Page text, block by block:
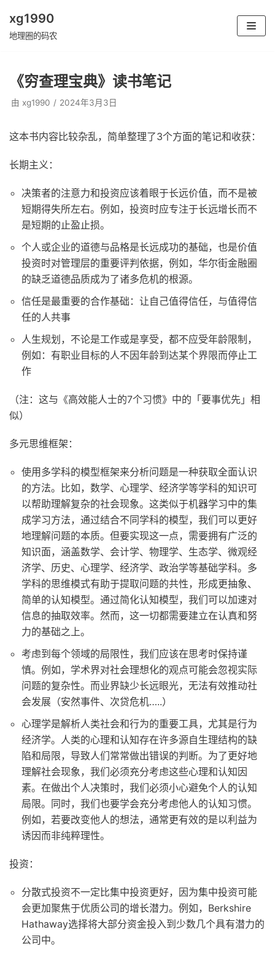
跳
文
xg1990
地理圈的码农
《穷查理宝典》读书笔记
由 xg1990 2024年3月3日
这本书内容比较杂乱，简单整理了3个方面的笔记和收获：
长期主义：
决策者的注意力和投资应该着眼于长远价值，而不是被
短期得失所左右。例如，投资时应专注于长远增长而不
是短期的止盈止损。
个人或企业的道德与品格是长远成功的基础，也是价值
投资时对管理层的重要评判依据，例如，华尔街金融圈
的缺乏道德品质成为了诸多危机的根源。
信任是最重要的合作基础：让自己值得信任，与值得信
任的人共事
人生规划，不论是工作或是享受，都不应受年龄限制，
例如：有职业目标的人不因年龄到达某个界限而停止工
作
（注：这与《高效能人士的7个习惯》中的「要事优先」相
似）
多元思维框架：
使用多学科的模型框架来分析问题是一种获取全面认识
的方法。比如，数学、心理学、经济学等学科的知识可
以帮助理解复杂的社会现象。这类似于机器学习中的集
成学习方法，通过结合不同学科的模型，我们可以更好
地理解问题的本质。但要实现这一点，需要拥有广泛的
知识面，涵盖数学、会计学、物理学、生态学、微观经
济学、历史、心理学、经济学、政治学等基础学科。多
学科的思维模式有助于提取问题的共性，形成更抽象、
简单的认知模型。通过简化认知模型，我们可以加速对
信息的抽取效率。然而，这一切都需要建立在认真和努
力的基础之上。
考虑到每个领域的局限性，我们应该在思考时保持谨
慎。例如，学术界对社会理想化的观点可能会忽视实际
问题的复杂性。而业界缺少长远眼光，无法有效推动社
会发展（安然事件、次贷危机…..）
心理学是解析人类社会和行为的重要工具，尤其是行为
经济学。人类的心理和认知存在许多源自生理结构的缺
陷和局限，导致人们常常做出错误的判断。为了更好地
理解社会现象，我们必须充分考虑这些心理和认知因
素。在做出个人决策时，我们必须小心避免个人的认知
局限。同时，我们也要学会充分考虑他人的认知习惯。
例如，若要改变他人的想法，通常更有效的是以利益为
诱因而非纯粹理性。
投资：
分散式投资不一定比集中投资更好，因为集中投资可能
会更加聚焦于优质公司的增长潜力。例如，Berkshire
Hathaway选择将大部分资金投入到少数几个具有潜力的
公司中。